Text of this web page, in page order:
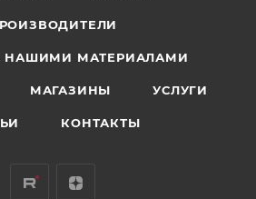
НАШИМИ МАТЕРИАЛАМИ
МАГАЗИНЫ УСЛУГИ
КОНТАКТЫ